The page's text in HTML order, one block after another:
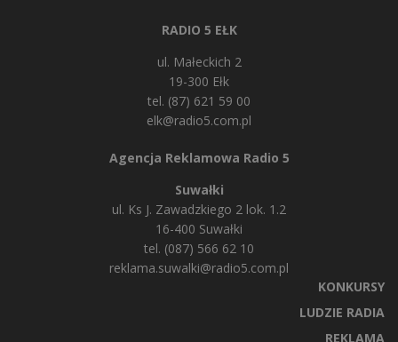
RADIO 5 EŁK
ul. Małeckich 2
19-300 Ełk
tel. (87) 621 59 00
elk@radio5.com.pl
Agencja Reklamowa Radio 5
Suwałki
ul. Ks J. Zawadzkiego 2 lok. 1.2
16-400 Suwałki
tel. (087) 566 62 10
reklama.suwalki@radio5.com.pl
KONKURSY
LUDZIE RADIA
REKLAMA